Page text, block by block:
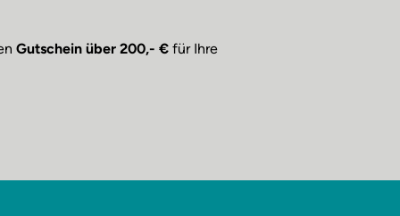
Gutschein über 200,- € für Ihre